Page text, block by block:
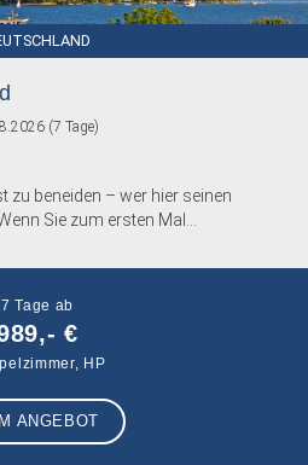
(7 Tage)
zu beneiden – wer hier seinen
Sie zum ersten Mal...
7 Tage ab
€
HP
ANGEBOT